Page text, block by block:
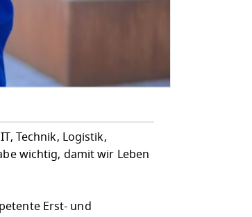
Technik, Logistik,
wichtig, damit wir Leben
Erst- und